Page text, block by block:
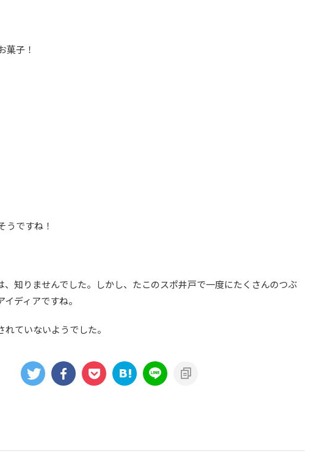
菓子！
うですね！
、知りませんでした。しかし、たこのスポ井戸で一度にたくさんのつぶ
ディアですね。
ていないようでした。